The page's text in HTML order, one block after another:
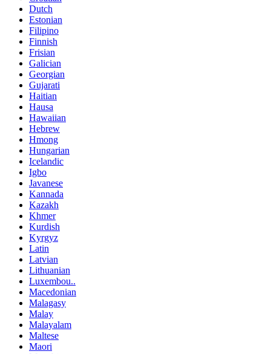
Dutch
Estonian
Filipino
Finnish
Frisian
Galician
Georgian
Gujarati
Haitian
Hausa
Hawaiian
Hebrew
Hmong
Hungarian
Icelandic
Igbo
Javanese
Kannada
Kazakh
Khmer
Kurdish
Kyrgyz
Latin
Latvian
Lithuanian
Luxembou..
Macedonian
Malagasy
Malay
Malayalam
Maltese
Maori